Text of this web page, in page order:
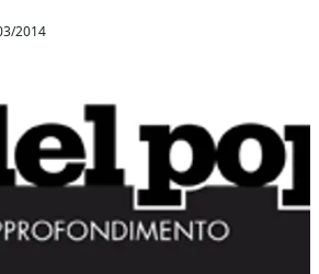
2014